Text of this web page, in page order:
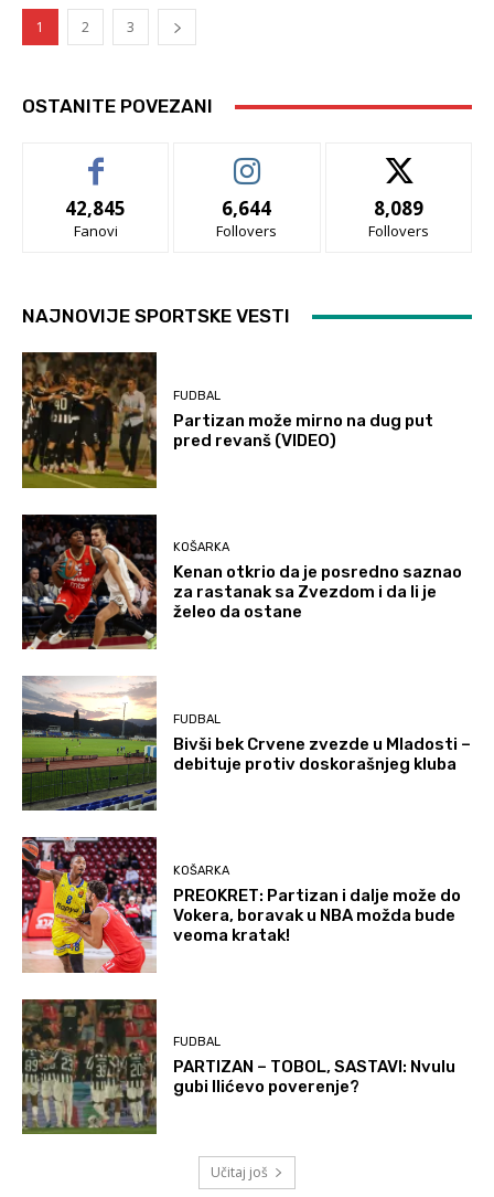
1 2 3
OSTANITE POVEZANI
42,845
Fanovi
6,644
Follovers
8,089
Follovers
NAJNOVIJE SPORTSKE VESTI
FUDBAL
Partizan može mirno na dug put
pred revanš (VIDEO)
KOŠARKA
Kenan otkrio da je posredno saznao
za rastanak sa Zvezdom i da li je
želeo da ostane
FUDBAL
Bivši bek Crvene zvezde u Mladosti –
debituje protiv doskorašnjeg kluba
KOŠARKA
PREOKRET: Partizan i dalje može do
Vokera, boravak u NBA možda bude
veoma kratak!
FUDBAL
PARTIZAN – TOBOL, SASTAVI: Nvulu
gubi Ilićevo poverenje?
Učitaj još